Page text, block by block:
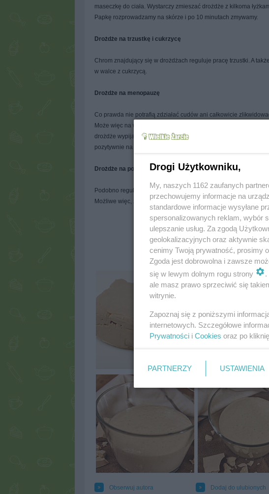
maseczkę do ciała. Wystarczy zmieszać drożdże z kilkoma
Papkę rozprowadzamy na skórze i po 10 minutach zmywamy.
Drożdże na trzustkę i cukrzycę
Chrom znajdujący się w drożdżach reguluje pracę trzustki. A
w walce z cukrzycą.
Drożdże na menopauzę
Co prawda nie potrafią zdziałać cudów ani całkowicie
Może więc na wszelki wypadek warto pomyśleć o kuracji
drożdże wypijane kilka razy w tygodniu doskonale poprawiają
pozytywnie na nasze stany emocjonalne), siłą rzeczy
Drożdże na potencję
Podobno regularne spożywanie drożdży dodatnio wpływa na
Możliwe więc, że i panowie będą poważnie zainteresowani
Obserwuj autora Dodaj do ulubionych
Drogi Użytkowniku,
My, naszych 1162 zaufanych
przechowujemy informacje na
standardowe informacje wysyłane
spersonalizowanych reklam, wybór
ulepszanie usług. Za zgodą
geolokalizacyjnych oraz aktywnie
cenimy Twoją prywatność, prosimy
Zgoda jest dobrowolna i zawsze
się w lewym dolnym rogu strony
.
ale masz prawo sprzeciwić się
witrynie.
Zapoznaj się z poniższymi
internetowych. Szczegółowe
Prywatności i Cookies oraz po
PARTNERZY USTAWIENIA